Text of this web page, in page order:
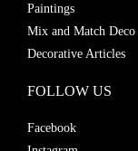
Paintings
Mix and Match Deco
Decorative Articles
FOLLOW US
Facebook